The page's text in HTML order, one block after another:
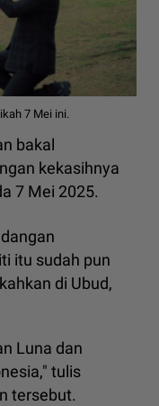
7 Mei ini.
bakal
kekasihnya
7 Mei 2025.
itu sudah pun
di Ubud,
Luna dan
tulis
tersebut.